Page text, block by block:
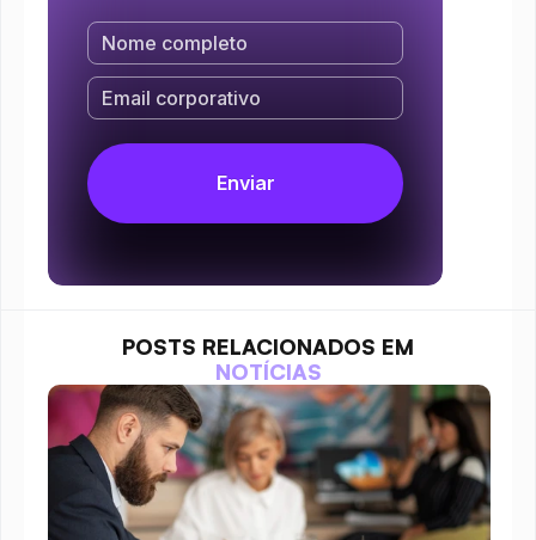
POSTS RELACIONADOS EM
NOTÍCIAS